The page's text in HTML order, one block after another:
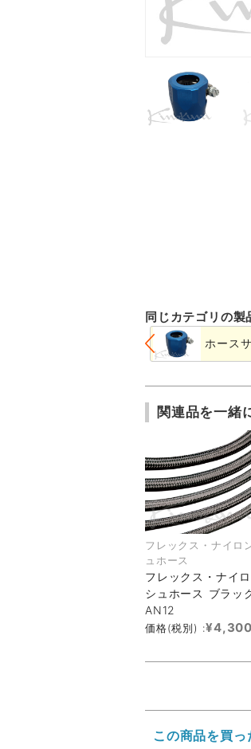
同じカテゴリの製
ホース
関連品を一緒
フレックス・ナイロ
ュホース
フレックス・ナイ
シュホース ブラッ
AN12
価格(税別) :¥4,300
この商品を買っ